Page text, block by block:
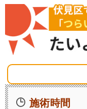
施術時間